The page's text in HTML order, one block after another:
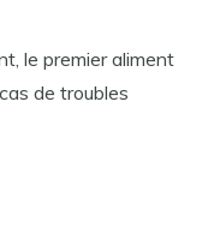
le premier aliment
de troubles